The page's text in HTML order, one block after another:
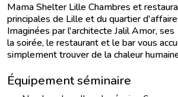
Mama Shelter Lille Chambres et
principales de Lille et du quartier
Imaginées par l'architecte Jalil Amor,
la soirée, le restaurant et le bar vous
simplement trouver de la chaleur
Équipement séminaire